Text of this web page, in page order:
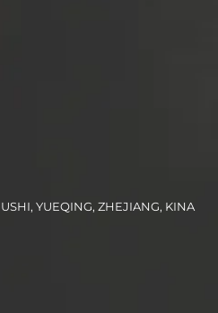
YUEQING, ZHEJIANG, KINA